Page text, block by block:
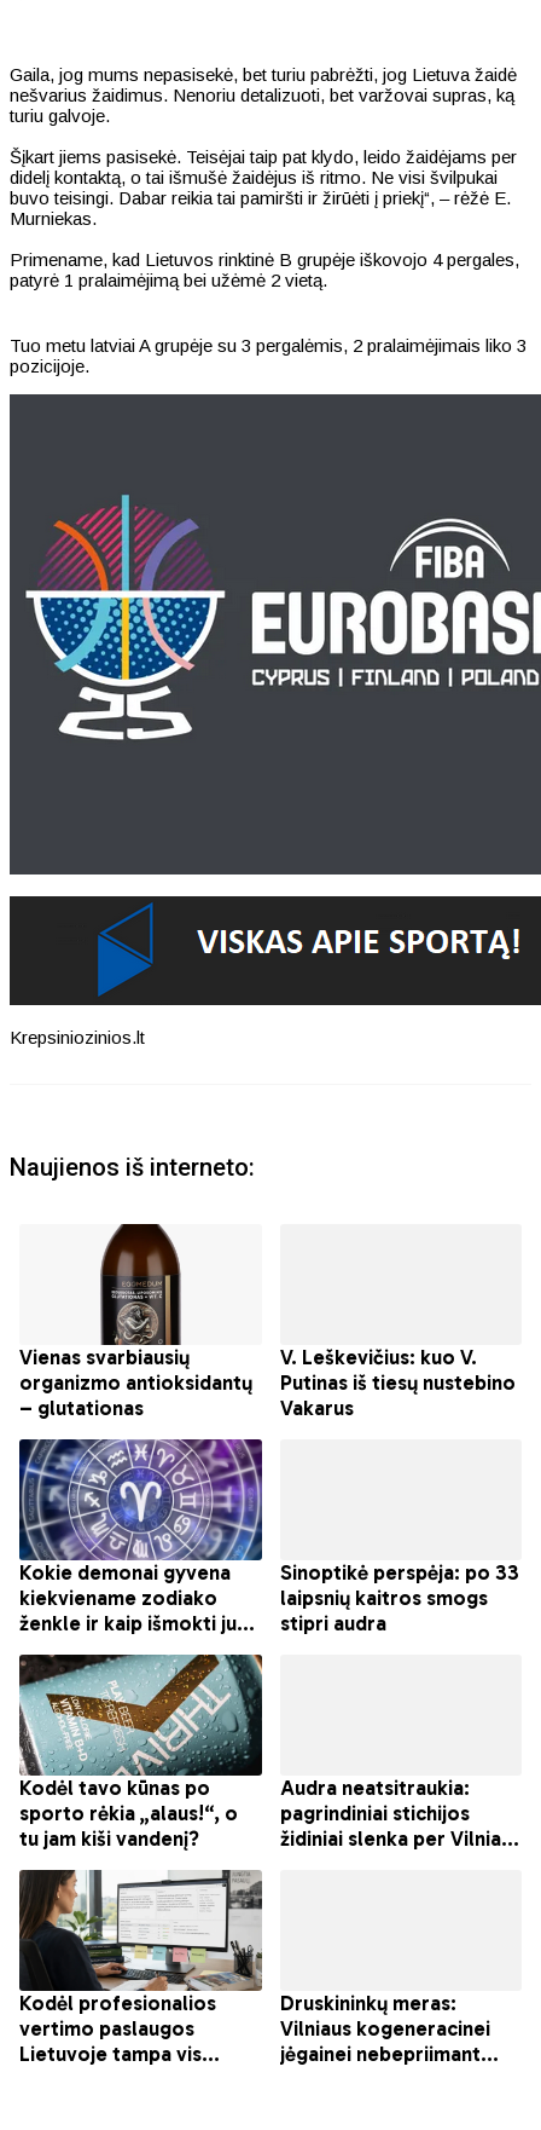
Gaila, jog mums nepasisekė, bet turiu pabrėžti, jog Lietuva žaidė
nešvarius žaidimus. Nenoriu detalizuoti, bet varžovai supras, ką
turiu galvoje.
Šįkart jiems pasisekė. Teisėjai taip pat klydo, leido žaidėjams per
didelį kontaktą, o tai išmušė žaidėjus iš ritmo. Ne visi švilpukai
buvo teisingi. Dabar reikia tai pamiršti ir žirūėti į priekį“, – rėžė E.
Murniekas.
Primename, kad Lietuvos rinktinė B grupėje iškovojo 4 pergales,
patyrė 1 pralaimėjimą bei užėmė 2 vietą.
Tuo metu latviai A grupėje su 3 pergalėmis, 2 pralaimėjimais liko 3
pozicijoje.
Krepsiniozinios.lt
Naujienos iš interneto: